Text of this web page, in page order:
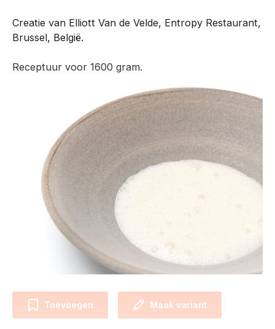
Creatie van Elliott Van de Velde, Entropy Restaurant,
Brussel, België.
Receptuur voor 1600 gram.
Toevoegen Maak variant